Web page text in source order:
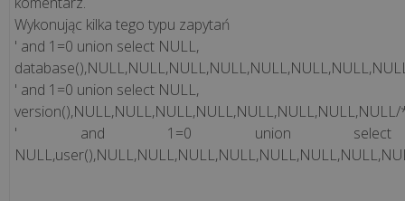
laptopa
w
niepowołane
ręce,
czyli
na
co
Wykonując kilka tego typu zapytań
' and 1=0 union select NULL,
' and 1=0 union select NULL,
' and 1=0 union select